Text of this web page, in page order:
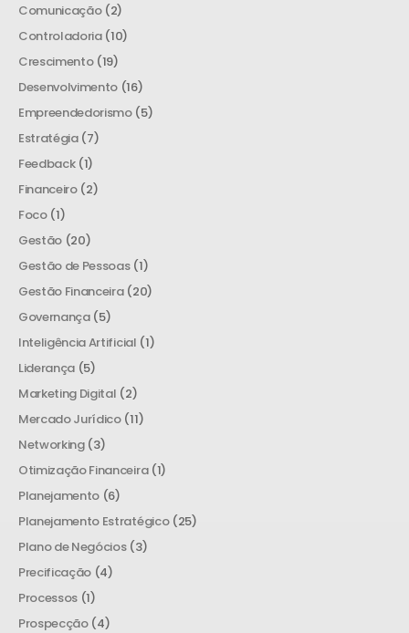
Comunicação(2)
Controladoria(10)
Crescimento(19)
Desenvolvimento (16)
Empreendedorismo(5)
Estratégia(7)
Feedback(1)
Financeiro(2)
Foco(1)
Gestão (20)
Gestão de Pessoas(1)
Gestão Financeira(20)
Governança(5)
Inteligência Artificial (1)
Liderança (5)
Marketing Digital (2)
Mercado Jurídico(11)
Networking(3)
Otimização Financeira(1)
Planejamento (6)
Planejamento Estratégico(25)
Plano de Negócios(3)
Precificação (4)
Processos (1)
Prospecção(4)